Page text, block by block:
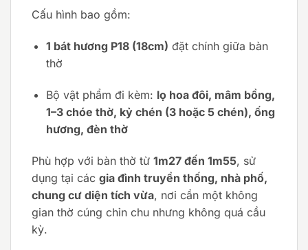
Cấu hình bao gồm:
1 bát hương P18 (18cm) đặt chính giữa bàn
thờ
Bộ vật phẩm đi kèm: lọ hoa đôi, mâm bồng,
1–3 chóe thờ, kỷ chén (3 hoặc 5 chén), ống
hương, đèn thờ
Phù hợp với bàn thờ từ 1m27 đến 1m55, sử
dụng tại các gia đình truyền thống, nhà phố,
chung cư diện tích vừa, nơi cần một không
gian thờ cúng chỉn chu nhưng không quá cầu
kỳ.